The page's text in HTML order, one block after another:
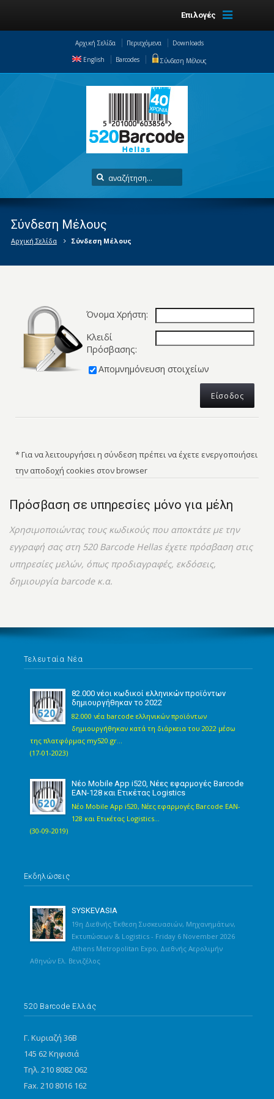
Επιλογές
Αρχική Σελίδα Περιεχόμενα
Downloads
English
Barcodes Σύνδεση Μέλους
Σύνδεση Μέλους
Αρχική Σελίδα Σύνδεση Μέλους
Όνομα Χρήστη:
Κλειδί
Πρόσβασης:
Απομνημόνευση στοιχείων
* Για να λειτουργήσει η σύνδεση πρέπει να έχετε ενεργοποιήσει
την αποδοχή cookies στον browser
Πρόσβαση σε υπηρεσίες μόνο για μέλη
Χρησιμοποιώντας τους κωδικούς που αποκτάτε με την
εγγραφή σας στη 520 Barcode Hellas έχετε πρόσβαση στις
υπηρεσίες μελών, όπως προδιαγραφές, εκδόσεις,
δημιουργία barcode κ.α.
Τελευταία Νέα
82.000 νέοι κωδικοί ελληνικών προϊόντων
δημιουργήθηκαν το 2022
82.000 νέα barcode ελληνικών προϊόντων
δημιουργήθηκαν κατά τη διάρκεια του 2022 μέσω
της πλατφόρμας my520.gr...
(17-01-2023)
Νέο Mobile App i520, Νέες εφαρμογές Barcode
EAN-128 και Ετικέτας Logistics
Νέο Mobile App i520, Νέες εφαρμογές Barcode EAN-
128 και Ετικέτας Logistics...
(30-09-2019)
Εκδηλώσεις
SYSKEVASIA
19η Διεθνής Έκθεση Συσκευασιών, Μηχανημάτων,
Εκτυπώσεων & Logistics - Friday 6 November 2026
Athens Metropolitan Expo, Διεθνής Αερολιμήν
Αθηνών Ελ. Βενιζέλος
520 Barcode Ελλάς
Γ. Κυριαζή 36Β
145 62 Κηφισιά
Τηλ. 210 8082 062
Fax. 210 8016 162